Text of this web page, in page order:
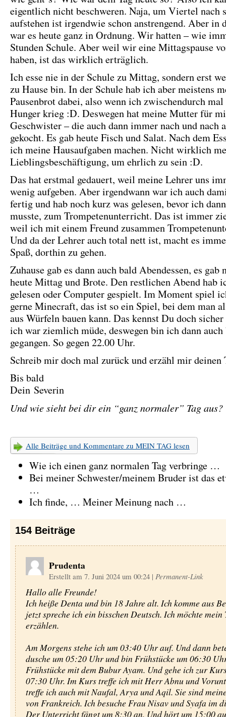
eigentlich nicht beschweren. Naja, um Viertel nach
aufstehen ist irgendwie schon anstrengend. Aber in
war es heute ganz in Ordnung. Wir hatten – wie
Stunden Schule. Aber weil wir eine Mittagspause
haben, ist das wirklich erträglich.
Ich esse nie in der Schule zu Mittag, sondern erst
zu Hause bin. In der Schule hab ich aber meistens
Pausenbrot dabei, also wenn ich zwischendurch
Hunger krieg :D. Deswegen hat meine Mutter für
Geschwister – die auch dann immer nach und nach
gekocht. Es gab heute Fisch und Salat. Nach dem
ich meine Hausaufgaben machen. Nicht wirklich
Lieblingsbeschäftigung, um ehrlich zu sein :D.
Das hat erstmal gedauert, weil meine Lehrer uns
wenig aufgeben. Aber irgendwann war ich auch
fertig und hab noch kurz was gelesen, bevor ich
musste, zum Trompetenunterricht. Das ist immer
weil ich mit einem Freund zusammen
Und da der Lehrer auch total nett ist, macht es
Spaß, dorthin zu gehen.
Zuhause gab es dann auch bald Abendessen, es gab
heute Mittag und Brote. Den restlichen Abend hab
gelesen oder Computer gespielt. Im Moment spiel
gerne Minecraft, das ist so ein Spiel, bei dem man
aus Würfeln bauen kann. Das kennst Du doch
ich war ziemlich müde, deswegen bin ich dann
gegangen. So gegen 22.00 Uhr.
Schreib mir doch mal zurück und erzähl mir
Bis bald
Dein Severin
Und wie sieht bei dir ein “ganz normaler” Tag aus?
Alle Beiträge und Kommentare zu MEIN TAG lesen
Wie ich einen ganz normalen Tag verbringe …
Bei meiner Schwester/meinem Bruder ist das
…
Ich finde, … Meiner Meinung nach …
154 Beiträge
Prudenta
Erstellt am 7. Juni 2024 um 00:24 | Permanent-Link
Hallo alle Freunde!
Ich heiße Denta und bin 18 Jahre alt. Ich komme aus
jetzt spreche ich ein bisschen Deutsch. Ich möchte mein
erzählen.
Am Morgens stehe ich um 03:40 Uhr auf. Und dann
dusche um 05:20 Uhr und bin Frühstücke um 06:30
Frühstücke mit dem Bubur Ayam. Und gehe ich zur
07:30 Uhr. Im Kurs treffe ich mit Herr Abnu und
treffe ich auch mit Naufal, Arya und Aqil. Sie sind
von Frankreich. Ich besuche Frau Nisav und Syafa im
Der Unterricht fängt um 8:30 an. Und hört um 15:00